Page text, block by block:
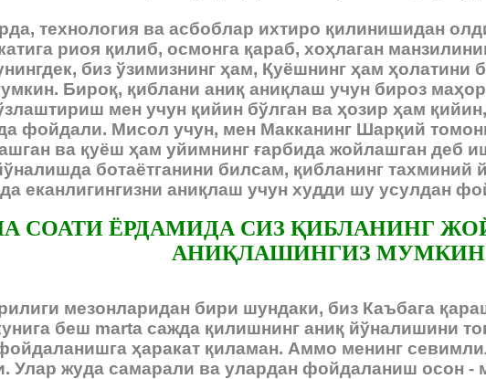
технология ва асбоблар ихтиро қилинишидан
риоя қилиб, осмонга қараб, хоҳлаган
биз ўзимизнинг ҳам, Қуёшнинг ҳам ҳолатини
Бироқ, қиблани аниқ аниқлаш учун бироз
мен учун қийин бўлган ва ҳозир ҳам
фойдали. Мисол учун, мен Макканинг Шарқий
ва қуёш ҳам уйимнинг ғарбида жойлашган деб
ботаётганини билсам, қибланинг
еканлигингизни аниқлаш учун худди шу усулдан
СОАТИ ЁРДАМИДА СИЗ ҚИБЛАНИНГ
АНИҚЛАШИНГИЗ МУМКИН
мезонларидан бири шундаки, биз Каъбага
беш marta сажда қилишнинг аниқ йўналишини
ҳаракат қиламан. Аммо менинг
Улар жуда самарали ва улардан фойдаланиш осон -